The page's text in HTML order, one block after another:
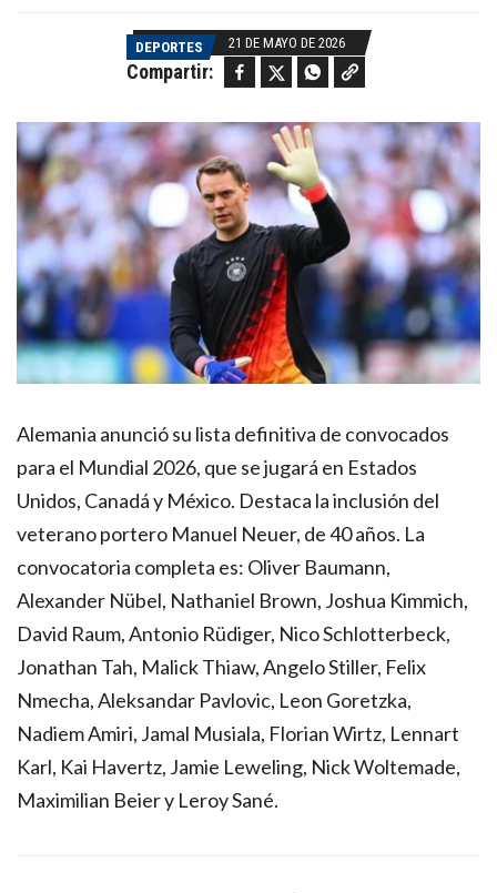
DEPORTES 21 DE MAYO DE 2026
Compartir: Facebook Twitter WhatsApp Copy link
Alemania anunció su lista definitiva de convocados
para el Mundial 2026, que se jugará en Estados
Unidos, Canadá y México. Destaca la inclusión del
veterano portero Manuel Neuer, de 40 años. La
convocatoria completa es: Oliver Baumann,
Alexander Nübel, Nathaniel Brown, Joshua Kimmich,
David Raum, Antonio Rüdiger, Nico Schlotterbeck,
Jonathan Tah, Malick Thiaw, Angelo Stiller, Felix
Nmecha, Aleksandar Pavlovic, Leon Goretzka,
Nadiem Amiri, Jamal Musiala, Florian Wirtz, Lennart
Karl, Kai Havertz, Jamie Leweling, Nick Woltemade,
Maximilian Beier y Leroy Sané.